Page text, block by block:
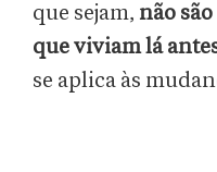
que sejam, não
que viviam lá
se aplica às